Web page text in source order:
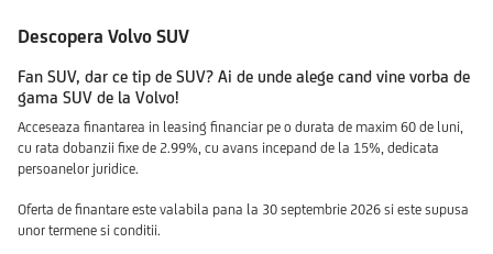
Descopera Volvo SUV
Fan SUV, dar ce tip de SUV? Ai de unde alege cand vine vorba de
gama SUV de la Volvo!
Acceseaza finantarea in leasing financiar pe o durata de maxim 60 de luni,
cu rata dobanzii fixe de 2.99%, cu avans incepand de la 15%, dedicata
persoanelor juridice.
Oferta de finantare este valabila pana la 30 septembrie 2026 si este supusa
unor termene si conditii.